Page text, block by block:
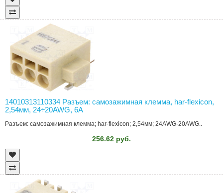
14010313110334 Разъем: самозажимная клемма, har-flexicon,
2,54мм, 24÷20AWG, 6А
Разъем: самозажимная клемма; har-flexicon; 2,54мм; 24AWG-20AWG..
256.62 руб.